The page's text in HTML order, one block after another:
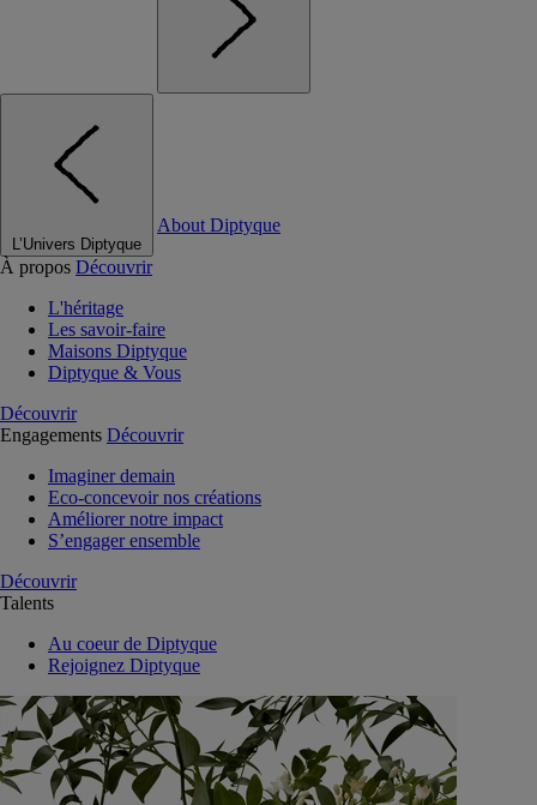
L’Univers Diptyque
About Diptyque
À propos Découvrir
L'héritage
Les savoir-faire
Maisons Diptyque
Diptyque & Vous
Découvrir
Engagements Découvrir
Imaginer demain
Eco-concevoir nos créations
Améliorer notre impact
S’engager ensemble
Découvrir
Talents
Au coeur de Diptyque
Rejoignez Diptyque